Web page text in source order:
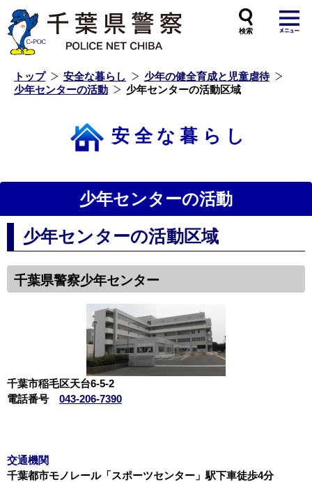
トップ 安全な暮らし
少年の健全育成と児童虐待
少年センターの活動
少年センターの活動区域
安全な暮らし
少年センターの活動
少年センターの活動区域
千葉県警察少年センター
千葉市稲毛区天台6-5-2
電話番号 043-206-7390
交通機関
千葉都市モノレール「スポーツセンター」駅下車徒歩4分